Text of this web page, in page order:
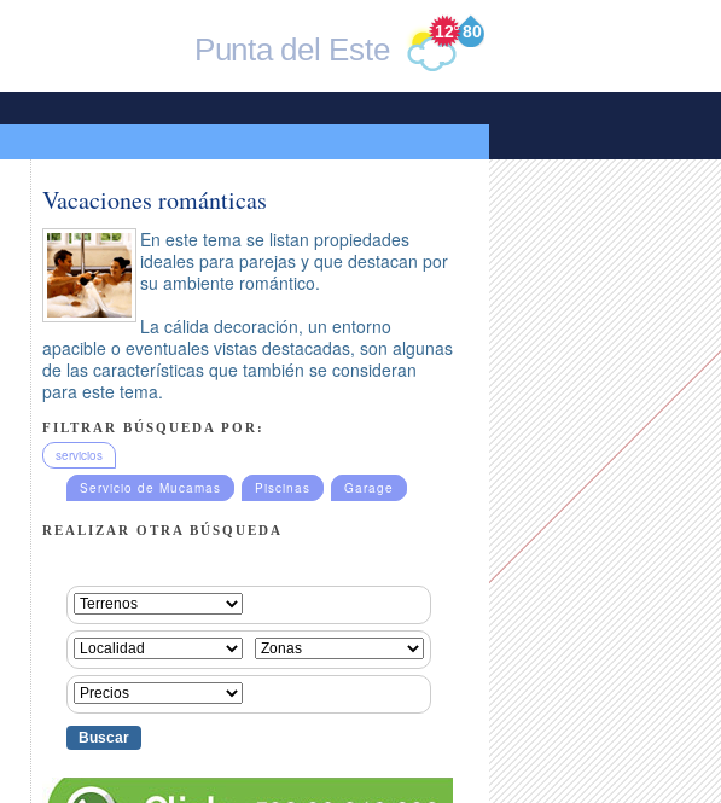
80
12°
Punta del Este
Vacaciones románticas
En este tema se listan propiedades
ideales para parejas y que destacan por
su ambiente romántico.
La cálida decoración, un entorno
apacible o eventuales vistas destacadas, son algunas
de las características que también se consideran
para este tema.
FILTRAR BÚSQUEDA POR:
servicios
Servicio de Mucamas
Piscinas Garage
REALIZAR OTRA BÚSQUEDA